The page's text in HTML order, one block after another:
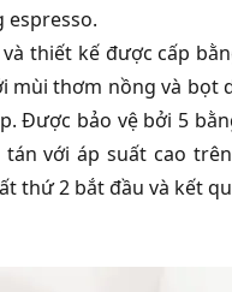
espresso.
thiết kế được cấp
thơm nồng và bọt
Được bảo vệ bởi 5
với áp suất cao
thứ 2 bắt đầu và kết